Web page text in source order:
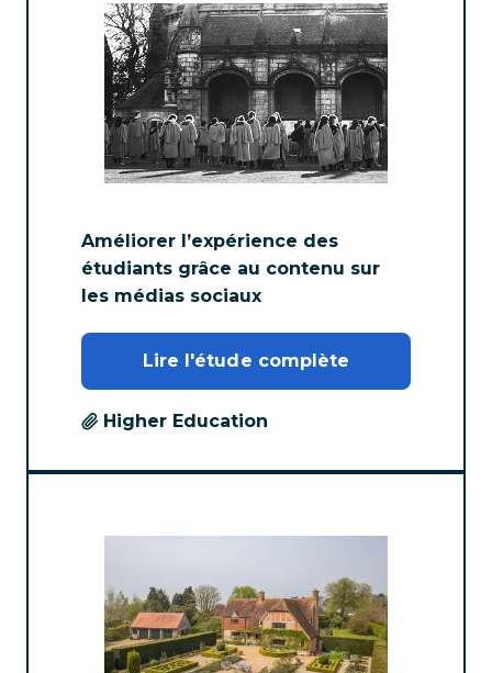
Améliorer l’expérience des
étudiants grâce au contenu sur
les médias sociaux
Lire l'étude complète
Higher Education